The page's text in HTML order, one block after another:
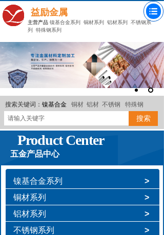
益励金属
主营产品 镍基合金系列 铜材系列 铝材系列
不锈钢系
列
特殊钢系列
搜索关键词： 镍基合金 铜材 铝材 不锈钢 特殊钢
搜索
Product Center
五金产品中心
镍基合金系列
>
铜材系列
>
铝材系列
>
不锈钢系列
>